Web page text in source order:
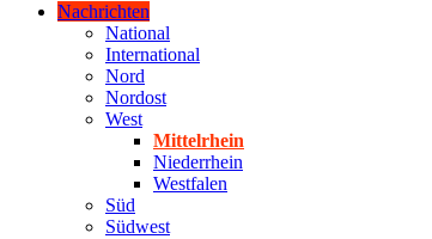
Nachrichten
National
International
Nord
Nordost
West
Mittelrhein
Niederrhein
Westfalen
Süd
Südwest